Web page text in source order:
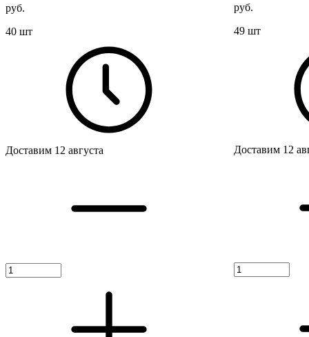
руб.
40 шт
Доставим 12 августа
руб.
49 шт
Доставим 12